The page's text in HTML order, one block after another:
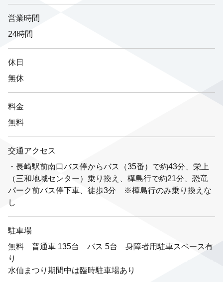
営業時間
24時間
休日
無休
料金
無料
交通アクセス
・長崎駅前南口バス停からバス（35番）で約43分、栄上
（三和地域センター）乗り換え、樺島行で約21分、恐竜
パーク前バス停下車、徒歩3分 ※樺島行のみ乗り換えな
し
駐車場
無料 普通車 135台 バス 5台 身障者用駐車スペース有
り
水仙まつり期間中は臨時駐車場あり